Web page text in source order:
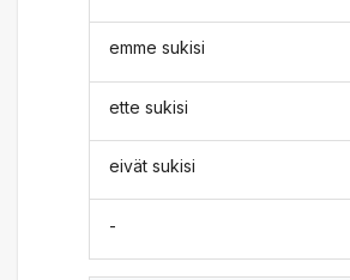
emme sukisi
ette sukisi
eivät sukisi
-